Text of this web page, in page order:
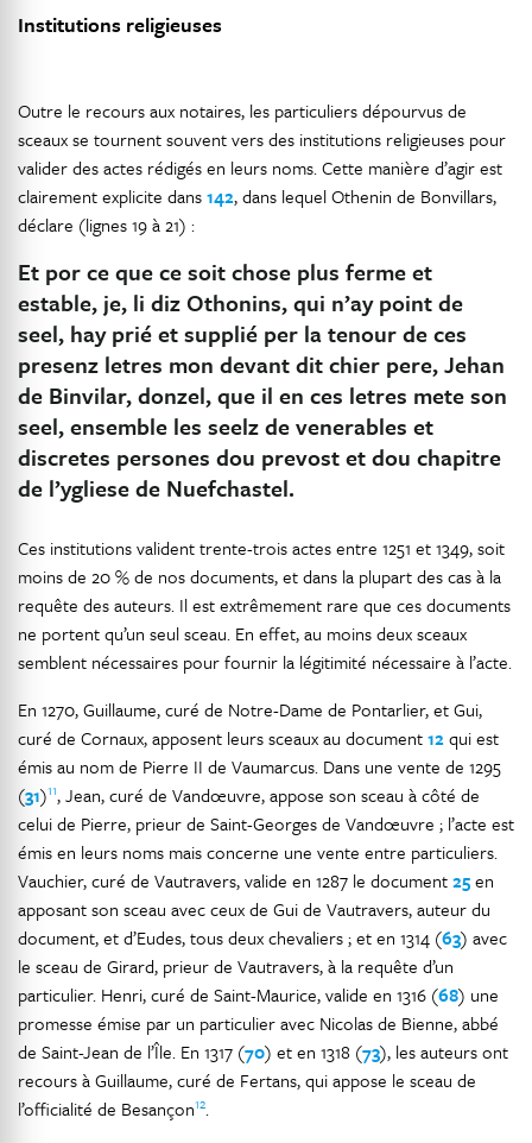
Institutions religieuses
Outre le recours aux notaires, les particuliers dépourvus de
sceaux se tournent souvent vers des institutions religieuses pour
valider des actes rédigés en leurs noms. Cette manière d’agir est
clairement explicite dans142, dans lequel Othenin de Bonvillars,
déclare (lignes 19 à 21) :
Et por ce que ce soit chose plus ferme et
estable, je, li diz Othonins,qui n’ay point de
seel, hay prié et supplié per la tenour de ces
presenz letres mon devant dit chier pere, Jehan
de Binvilar, donzel, que il en ces letres mete son
seel, ensemble les seelz de venerables et
discretes persones dou prevost et dou chapitre
de l’ygliese de Nuefchastel.
Ces institutions valident trente-trois actes entre 1251 et 1349, soit
moins de 20 % de nos documents, et dans la plupart des cas à la
requête des auteurs. Il est extrêmement rare que ces documents
ne portent qu’un seul sceau. En effet, au moins deux sceaux
semblent nécessaires pour fournir la légitimité nécessaire à l’acte.
En 1270, Guillaume, curé de Notre-Dame de Pontarlier, et Gui,
curé de Cornaux, apposent leurs sceaux au document12qui est
émis au nom de Pierre II de Vaumarcus. Dans une vente de 1295
(31)11, Jean, curé de Vandœuvre, appose son sceau à côté de
celui de Pierre, prieur de Saint-Georges de Vandœuvre ; l’acte est
émis en leurs noms mais concerne une vente entre particuliers.
Vauchier, curé de Vautravers, valide en 1287 le document25en
apposant son sceau avec ceux de Gui de Vautravers, auteur du
document, et d’Eudes, tous deux chevaliers ; et en 1314 (63) avec
le sceau de Girard, prieur de Vautravers, à la requête d’un
particulier. Henri, curé de Saint-Maurice, valide en 1316 (68) une
promesse émise par un particulier avec Nicolas de Bienne, abbé
de Saint-Jean de l’Île. En 1317 (70) et en 1318 (73), les auteurs ont
recours à Guillaume, curé de Fertans, qui appose le sceau de
l’officialité de Besançon12.